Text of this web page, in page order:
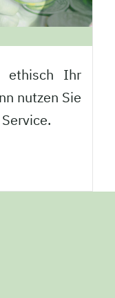
ethisch Ihr
nutzen Sie